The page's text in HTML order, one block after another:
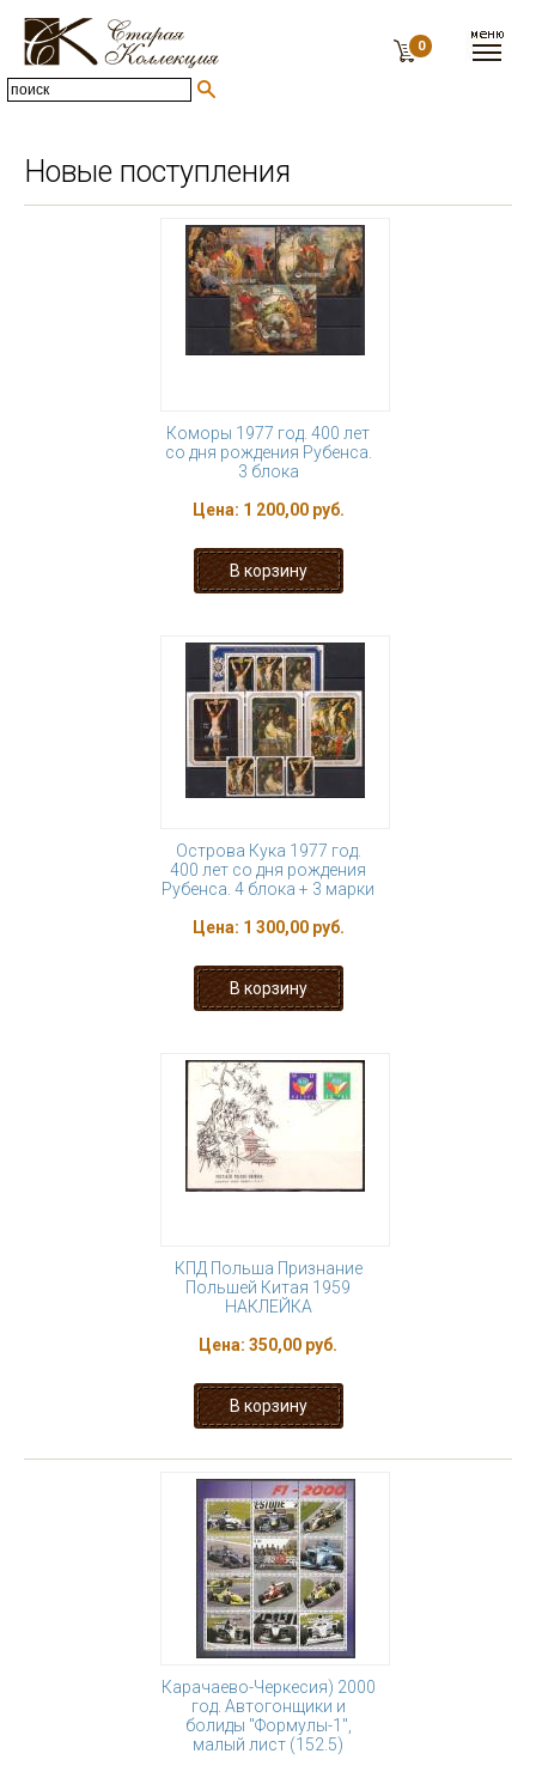
0
Новые поступления
Коморы 1977 год. 400 лет
со дня рождения Рубенса.
3 блока
Цена: 1 200,00 руб.
Острова Кука 1977 год.
400 лет со дня рождения
Рубенса. 4 блока + 3 марки
Цена: 1 300,00 руб.
КПД Польша Признание
Польшей Китая 1959
НАКЛЕЙКА
Цена: 350,00 руб.
Карачаево-Черкесия) 2000
год. Автогонщики и
болиды "Формулы-1",
малый лист (152.5)